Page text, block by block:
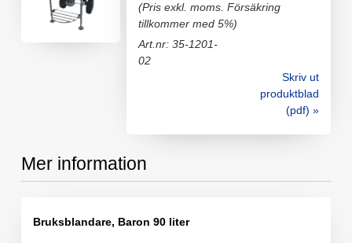
(Pris exkl. moms. Försäkring
tillkommer med 5%)
Art.nr: 35-1201-
02
Skriv ut
produktblad
(pdf) »
Mer information
Bruksblandare, Baron 90 liter